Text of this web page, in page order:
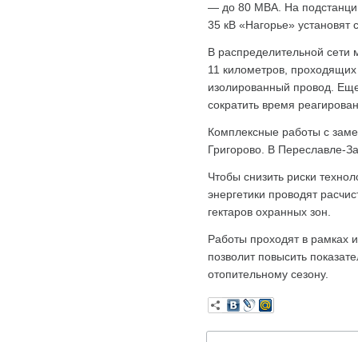
— до 80 МВА. На
35 кВ «Нагорье»
В распределительной сети
11 километров,
изолированный провод.
сократить время
Комплексные работы с
Григорово. В Переславле-
Чтобы снизить риски
энергетики проводят
гектаров охранных зон.
Работы проходят в рамках
позволит повысить
отопительному сезону.